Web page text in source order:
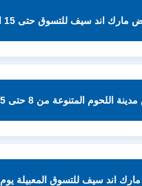
مارك اند سيف للتسوق حتى 15 اغسطس
اللحوم المتنوعة من 8 حتى 15 اغسطس
اند سيف للتسوق المعبيلة يوم 8 اغسطس